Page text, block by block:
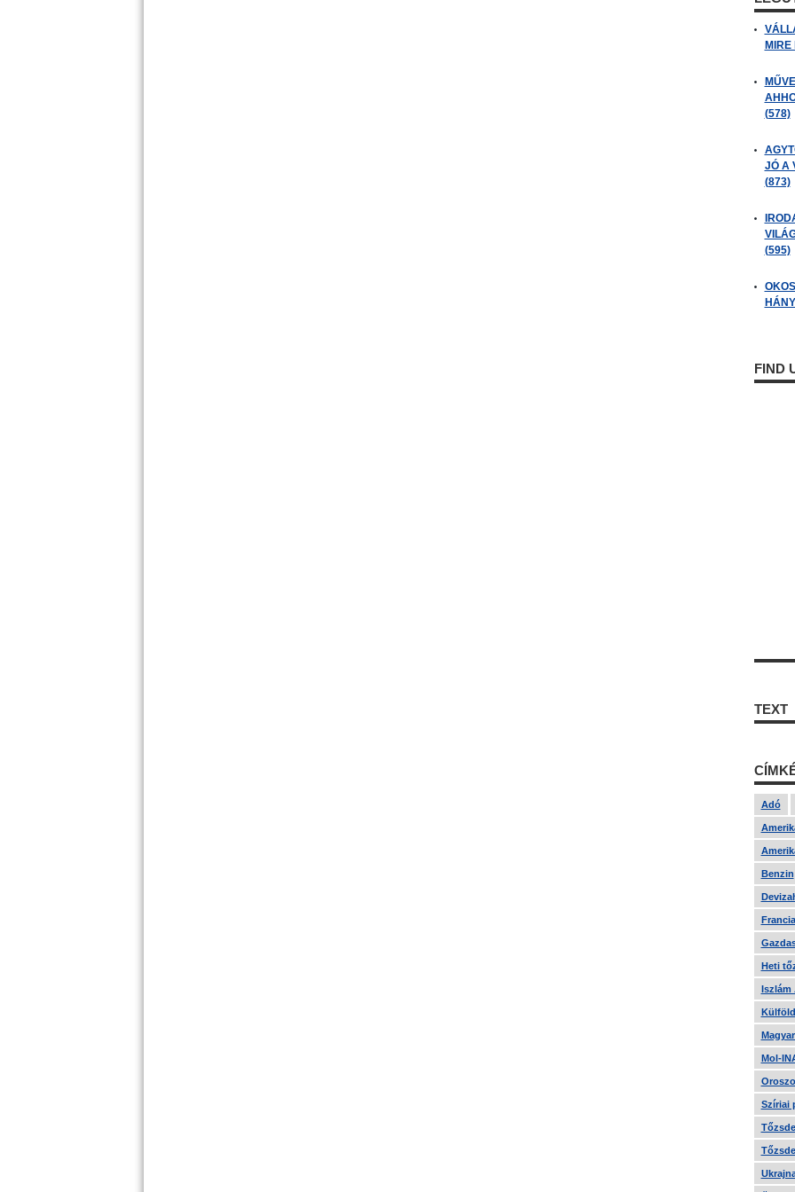
MIRE
(578)
JÓ A
(873)
(595)
FIND
TEXT
Adó
Benzin
Heti
Iszlám
Mol-
Szíriai